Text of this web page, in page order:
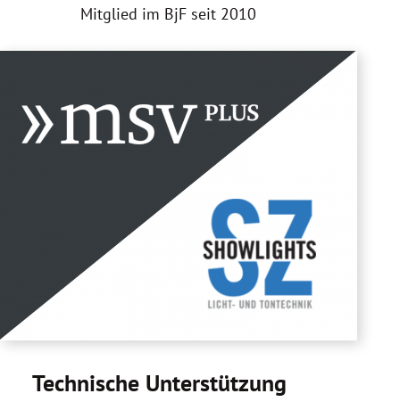
Mitglied im BjF seit 2010
Technische Unterstützung